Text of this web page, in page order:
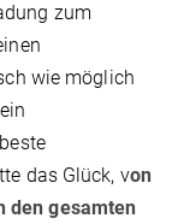
zum
wie möglich
das Glück, von
den gesamten